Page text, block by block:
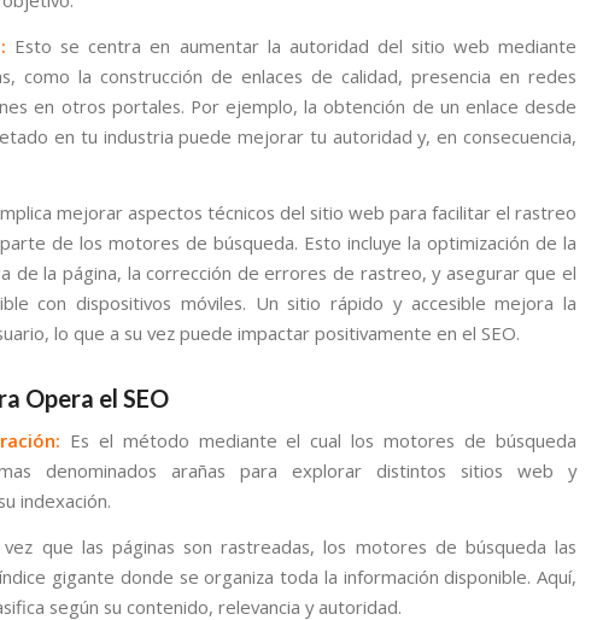
Esto se centra en aumentar la autoridad del sitio web mediante
como la construcción de enlaces de calidad, presencia en redes
en otros portales. Por ejemplo, la obtención de un enlace desde
en tu industria puede mejorar tu autoridad y, en consecuencia,
mejorar aspectos técnicos del sitio web para facilitar el rastreo
de los motores de búsqueda. Esto incluye la optimización de la
de la página, la corrección de errores de rastreo, y asegurar que el
con dispositivos móviles. Un sitio rápido y accesible mejora la
lo que a su vez puede impactar positivamente en el SEO.
Opera el SEO
Es el método mediante el cual los motores de búsqueda
denominados arañas para explorar distintos sitios web y
indexación.
vez que las páginas son rastreadas, los motores de búsqueda las
gigante donde se organiza toda la información disponible. Aquí,
según su contenido, relevancia y autoridad.